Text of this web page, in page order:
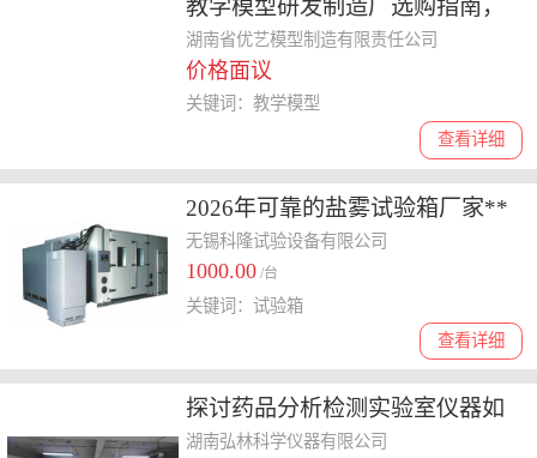
教学模型研发制造厂选购指南，
价格与质量如何平衡
湖南省优艺模型制造有限责任公司
价格面议
查看详细
关键词：教学模型
2026年可靠的盐雾试验箱厂家**
盘点，价格费用全知道
无锡科隆试验设备有限公司
1000.00 /台
查看详细
关键词：试验箱
探讨药品分析检测实验室仪器如
何选择，实用攻略分享
湖南弘林科学仪器有限公司